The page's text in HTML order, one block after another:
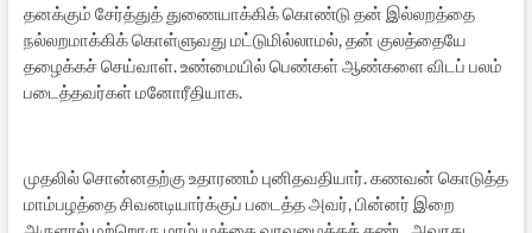
தனக்கும் சேர்த்துத் துணையாக்கிக் கொண்டு தன் இல்லறத்தை
நல்லறமாக்கிக் கொள்ளுவது மட்டுமில்லாமல், தன் குலத்தையே
தழைக்கச் செய்வாள். உண்மையில் பெண்கள் ஆண்களை விடப் பலம்
படைத்தவர்கள் மனோரீதியாக.
முதலில் சொன்னதற்கு உதாரணம் புனிதவதியார். கணவன் கொடுத்த
மாம்பழத்தை சிவனடியார்க்குப் படைத்த அவர், பின்னர் இறை